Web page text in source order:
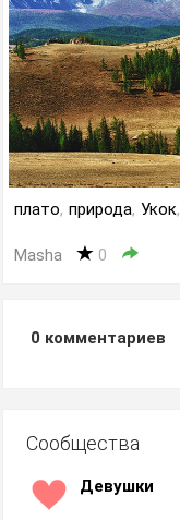
плато, природа, Укок,
Masha 0
0 комментариев
Сообщества
Девушки